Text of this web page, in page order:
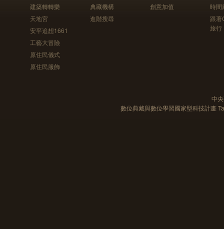
建築轉轉樂
天地宮
安平追想1661
工藝大冒險
原住民儀式
原住民服飾
典藏機構
進階搜尋
創意加值
時間
跟
旅行
中
數位典藏與數位學習國家型科技計畫